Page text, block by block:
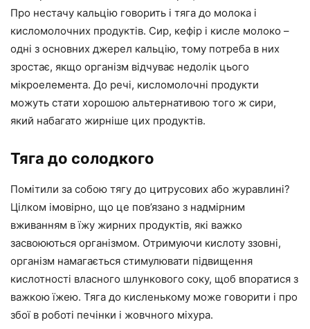
Про нестачу кальцію говорить і тяга до молока і
кисломолочних продуктів. Сир, кефір і кисле молоко –
одні з основних джерел кальцію, тому потреба в них
зростає, якщо організм відчуває недолік цього
мікроелемента. До речі, кисломолочні продукти
можуть стати хорошою альтернативою того ж сири,
який набагато жирніше цих продуктів.
Тяга до солодкого
Помітили за собою тягу до цитрусових або журавлині?
Цілком імовірно, що це пов’язано з надмірним
вживанням в їжу жирних продуктів, які важко
засвоюються організмом. Отримуючи кислоту ззовні,
організм намагається стимулювати підвищення
кислотності власного шлункового соку, щоб впоратися з
важкою їжею. Тяга до кисленькому може говорити і про
збої в роботі печінки і жовчного міхура.